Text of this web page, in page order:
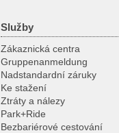
Služby
Zákaznická centra
Gruppenanmeldung
Nadstandardní záruky
Ke stažení
Ztráty a nálezy
Park+Ride
Bezbariérové cestování